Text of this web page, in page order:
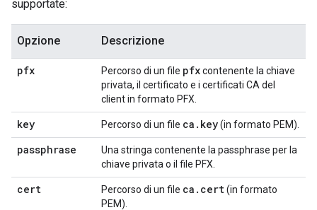
supportate:
Opzione Descrizione
pfx Percorso di un file pfxcontenente la chiave
privata, il certificato e i certificati CA del
client in formato PFX.
key Percorso di un file ca . key(in formato PEM).
passphrase
Una stringa contenente la passphrase per la
chiave privata o il file PFX.
cert Percorso di un file ca . cert(in formato
PEM).